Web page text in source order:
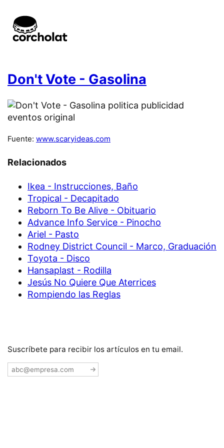
Don't Vote - Gasolina
Fuente: www.scaryideas.com
Relacionados
Ikea - Instrucciones, Baño
Tropical - Decapitado
Reborn To Be Alive - Obituario
Advance Info Service - Pinocho
Ariel - Pasto
Rodney District Council - Marco, Graduación
Toyota - Disco
Hansaplast - Rodilla
Jesús No Quiere Que Aterrices
Rompiendo las Reglas
Suscríbete para recibir los artículos en tu email.